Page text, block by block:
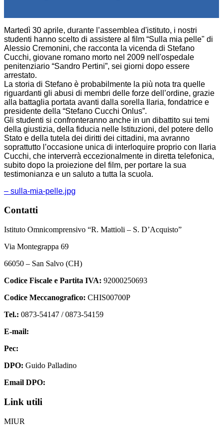
Martedì 30 aprile, durante l’assemblea d'istituto, i nostri
studenti hanno scelto di assistere al film “Sulla mia pelle" di
Alessio Cremonini, che racconta la vicenda di Stefano
Cucchi, giovane romano morto nel 2009 nell'ospedale
penitenziario “Sandro Pertini”, sei giorni dopo essere
arrestato.
La storia di Stefano è probabilmente la più nota tra quelle
riguardanti gli abusi di membri delle forze dell’ordine, grazie
alla battaglia portata avanti dalla sorella Ilaria, fondatrice e
presidente della “Stefano Cucchi Onlus”.
Gli studenti si confronteranno anche in un dibattito sui temi
della giustizia, della fiducia nelle Istituzioni, del potere dello
Stato e della tutela dei diritti dei cittadini, ma avranno
soprattutto l’occasione unica di interloquire proprio con Ilaria
Cucchi, che interverrà eccezionalmente in diretta telefonica,
subito dopo la proiezione del film, per portare la sua
testimonianza e un saluto a tutta la scuola.
– sulla-mia-pelle.jpg
Contatti
Istituto Omnicomprensivo “R. Mattioli – S. D’Acquisto”
Via Montegrappa 69
66050 – San Salvo (CH)
Codice Fiscale e Partita IVA: 92000250693
Codice Meccanografico: CHIS00700P
Tel.: 0873-54147 /0873-54159
E-mail:
Pec:
DPO: Guido Palladino
Email DPO:
Link utili
MIUR